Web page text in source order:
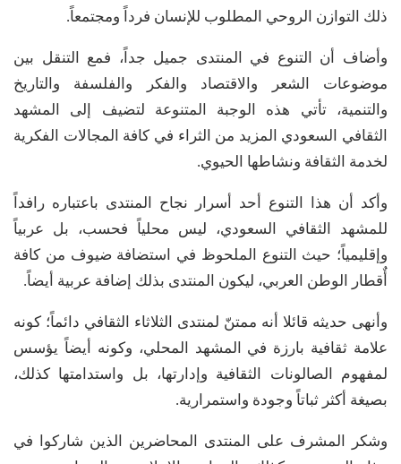
ذلك التوازن الروحي المطلوب للإنسان فرداً ومجتمعاً.
وأضاف أن التنوع في المنتدى جميل جداً، فمع التنقل بين
موضوعات الشعر والاقتصاد والفكر والفلسفة والتاريخ
والتنمية، تأتي هذه الوجبة المتنوعة لتضيف إلى المشهد
الثقافي السعودي المزيد من الثراء في كافة المجالات الفكرية
لخدمة الثقافة ونشاطها الحيوي.
وأكد أن هذا التنوع أحد أسرار نجاح المنتدى باعتباره رافداً
للمشهد الثقافي السعودي، ليس محلياً فحسب، بل عربياً
وإقليمياً؛ حيث التنوع الملحوظ في استضافة ضيوف من كافة
أٌقطار الوطن العربي، ليكون المنتدى بذلك إضافة عربية أيضاً.
وأنهى حديثه قائلا أنه ممتنّ لمنتدى الثلاثاء الثقافي دائماً؛ كونه
علامة ثقافية بارزة في المشهد المحلي، وكونه أيضاً يؤسس
لمفهوم الصالونات الثقافية وإدارتها، بل واستدامتها كذلك،
بصيغة أكثر ثباتاً وجودة واستمرارية.
وشكر المشرف على المنتدى المحاضرين الذين شاركوا في